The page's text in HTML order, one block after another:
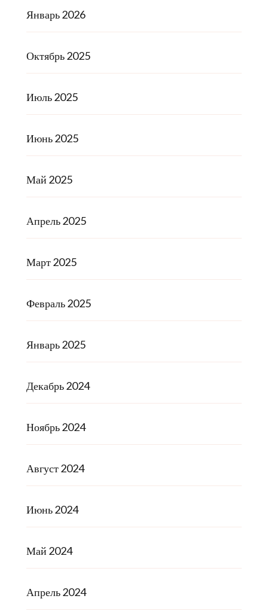
Январь 2026
Октябрь 2025
Июль 2025
Июнь 2025
Май 2025
Апрель 2025
Март 2025
Февраль 2025
Январь 2025
Декабрь 2024
Ноябрь 2024
Август 2024
Июнь 2024
Май 2024
Апрель 2024